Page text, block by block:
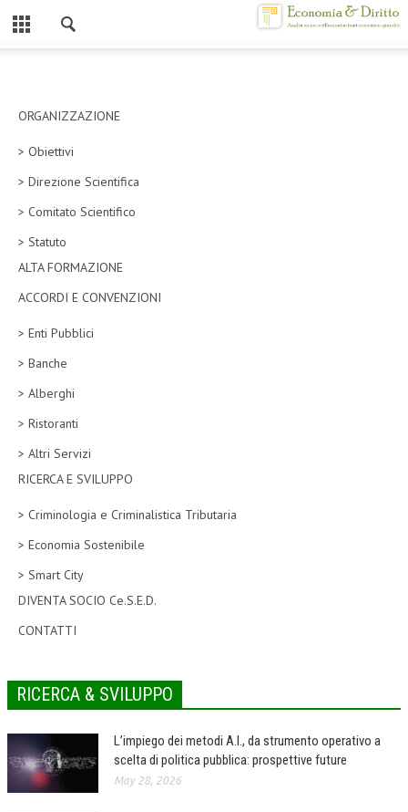
CHI SIAMO
MISSION
CONTATTI
ATTO COSTITUTIVO E STATUTO
ORGANIZZAZIONE
OBIETTIVI
DIREZIONE SCIENTIFICA
ALTA FORMAZIONE
LA RIVISTA
COMITATO EDITORIALE
PEER REVIEW
CODICE ETICO
ORGANIZZAZIONE
> Obiettivi
> Direzione Scientifica
> Comitato Scientifico
> Statuto
ALTA FORMAZIONE
ACCORDI E CONVENZIONI
> Enti Pubblici
> Banche
> Alberghi
> Ristoranti
> Altri Servizi
RICERCA E SVILUPPO
> Criminologia e Criminalistica Tributaria
> Economia Sostenibile
> Smart City
DIVENTA SOCIO Ce.S.E.D.
CONTATTI
RICERCA & SVILUPPO
L’impiego dei metodi A.I., da strumento operativo a
scelta di politica pubblica: prospettive future
May 28, 2026